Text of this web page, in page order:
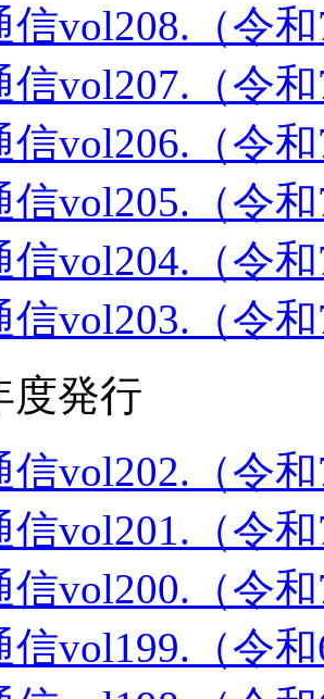
信vol208.（令
信vol207.（令
信vol206.（令
信vol205.（令
信vol204.（令
信vol203.（令
度発行
信vol202.（令
信vol201.（令
信vol200.（令
信vol199.（令